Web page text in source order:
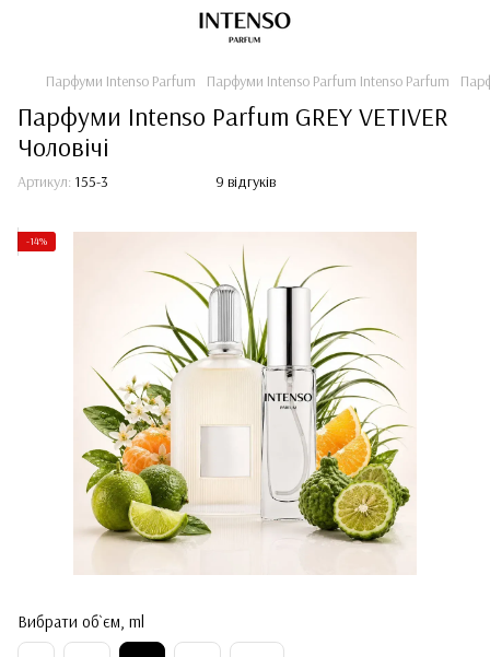
Парфуми Intenso Parfum Парфуми Intenso Parfum Intenso Parfum
Парфуми Intenso Parfum GREY VETIVER
Чоловічі
Артикул: 155-3 9 відгуків
-14%
Вибрати об`єм, ml